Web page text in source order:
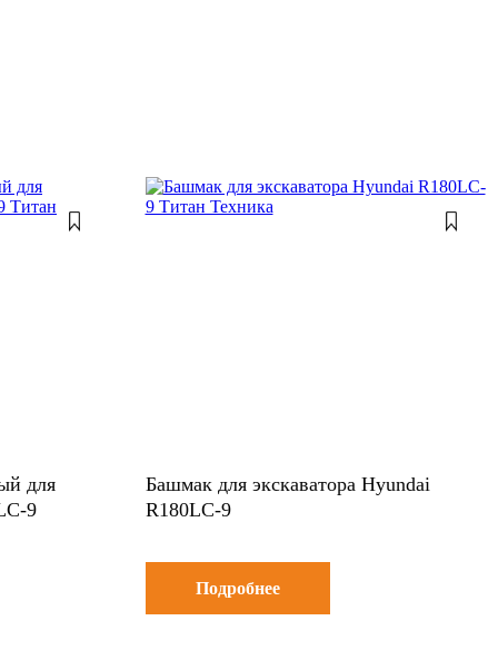
для
9
Башмак для экскаватора Hyundai
R180LC-9
Подробнее